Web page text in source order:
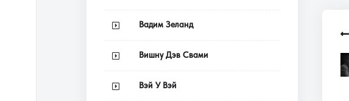
Вадим Зеланд
Вишну Дэв Свами
Вэй У Вэй